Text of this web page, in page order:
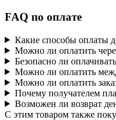
FAQ по оплате
Какие способы оплаты
Можно ли оплатить
Безопасно ли
Можно ли оплатить
Можно ли оплатить
Почему получателем
Возможен ли возврат
C этим товаром также